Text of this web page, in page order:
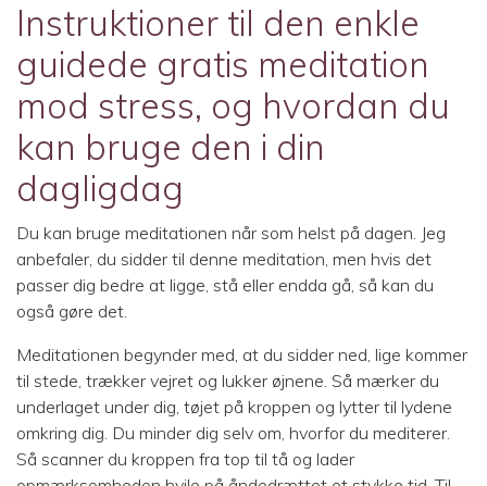
Instruktioner til den enkle
guidede gratis meditation
mod stress, og hvordan du
kan bruge den i din
dagligdag
Du kan bruge meditationen når som helst på dagen. Jeg
anbefaler, du sidder til denne meditation, men hvis det
passer dig bedre at ligge, stå eller endda gå, så kan du
også gøre det.
Meditationen begynder med, at du sidder ned, lige kommer
til stede, trækker vejret og lukker øjnene. Så mærker du
underlaget under dig, tøjet på kroppen og lytter til lydene
omkring dig. Du minder dig selv om, hvorfor du mediterer.
Så scanner du kroppen fra top til tå og lader